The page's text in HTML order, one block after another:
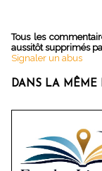
Tous les
aussitôt supprimés
Signaler un abus
DANS LA MÊME